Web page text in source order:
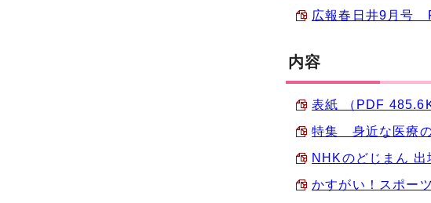
広報春日井9月号
内容
表紙 （PDF
特集 身近な医療
NHKのどじまん
かすがい！スポー